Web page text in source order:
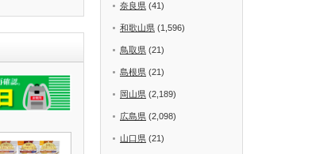
奈良県 (41)
和歌山県 (1,596)
鳥取県 (21)
島根県 (21)
岡山県 (2,189)
広島県 (2,098)
山口県 (21)